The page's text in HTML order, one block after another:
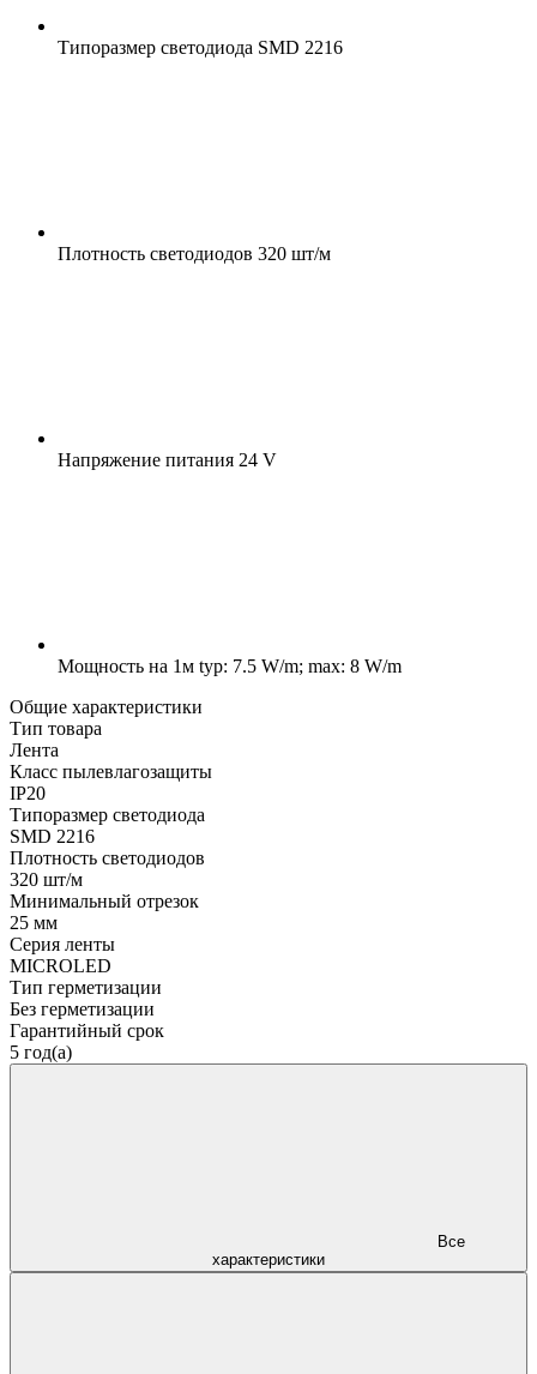
Типоразмер светодиода SMD 2216
Плотность светодиодов 320 шт/м
Напряжение питания 24 V
Мощность на 1м typ: 7.5 W/m; max: 8 W/m
Общие характеристики
Тип товара
Лента
Класс пылевлагозащиты
IP20
Типоразмер светодиода
SMD 2216
Плотность светодиодов
320 шт/м
Минимальный отрезок
25 мм
Серия ленты
MICROLED
Тип герметизации
Без герметизации
Гарантийный срок
5 год(а)
характеристики